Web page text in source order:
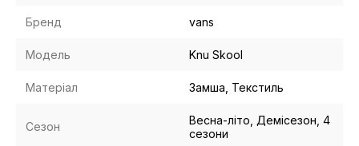
Бренд vans
Модель Knu Skool
Матеріал Замша, Текстиль
Сезон
Весна-літо, Демісезон, 4
сезони